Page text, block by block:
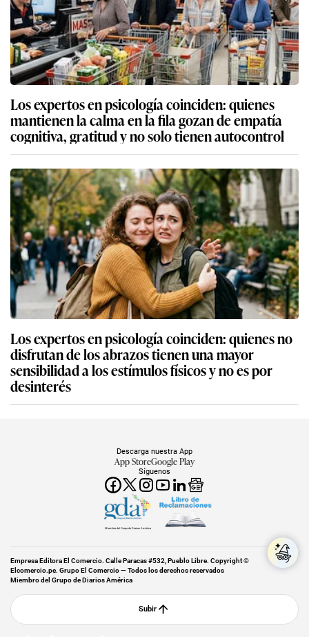
Los expertos en psicología coinciden: quienes
mantienen la calma en la fila gozan de empatía
cognitiva, gratitud y no solo tienen autocontrol
Los expertos en psicología coinciden: quienes no
disfrutan de los abrazos tienen una mayor
sensibilidad a los estímulos físicos y no es por
desinterés
Síguenos
Descarga nuestra App
App StoreGoogle Play
Miembro del Grupo de Diarios América
Empresa Editora El Comercio. Calle Paracas #532, Pueblo Libre. Copyright ©
Elcomercio.pe. Grupo El Comercio — Todos los derechos reservados
Miembro del Grupo de Diarios América
Subir